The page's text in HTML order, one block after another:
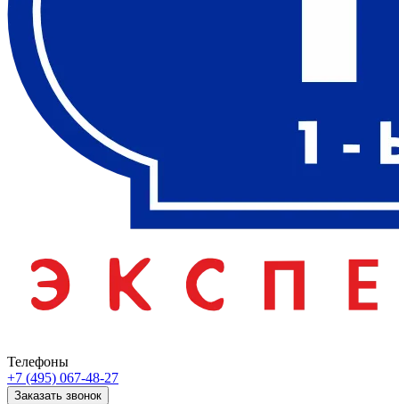
Телефоны
+7 (495) 067-48-27
Заказать звонок